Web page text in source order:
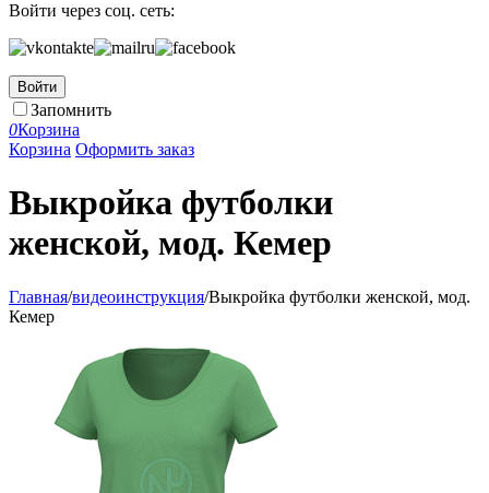
Войти через соц. сеть:
Войти
Запомнить
0Корзина
Корзина Оформить заказ
Выкройка футболки
женской, мод. Кемер
Главная/видеоинструкция/Выкройка футболки женской, мод.
Кемер